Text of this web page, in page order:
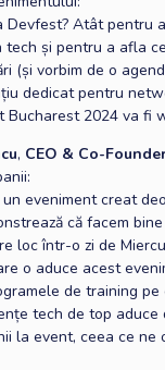
Devfest? Atât
tech și pentru a afla
(și vorbim de o
dedicat pentru
Bucharest 2024 va fi
, CEO & Co-
un eveniment creat
că facem
loc într-o zi de
o aduce acest
de training
tech de top
la event, ceea ce ne